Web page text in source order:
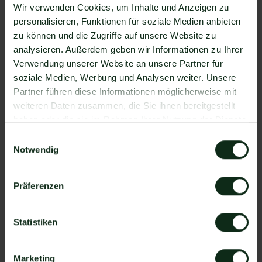
Wir verwenden Cookies, um Inhalte und Anzeigen zu
personalisieren, Funktionen für soziale Medien anbieten
zu können und die Zugriffe auf unsere Website zu
analysieren. Außerdem geben wir Informationen zu Ihrer
Verwendung unserer Website an unsere Partner für
soziale Medien, Werbung und Analysen weiter. Unsere
Partner führen diese Informationen möglicherweise mit
weiteren Daten zusammen, die Sie ihnen bereitgestellt
Notwendig
Präferenzen
Statistiken
Marketing
Integration über 6.000 Apps zur Verfügung, die
Sie mit WhatsApp verbinden können. Darunter ist
natürlich auch HelpSpace !
Da der Einrichtungsprozess der Integration je nach
dem Anbieter der WhatsApp API Schnittstelle
differenziert, gibt es keine allgemein gültige
Anleitung. Wir zeigen Ihnen im Folgenden, wie die
Einrichtung der Integration von HelpSpace und
So funktioniert die Integration von
HelpSpace und WhatsApp
Schritt 1: Zapier Konto erstellen, HelpSpace
Account und Mateo Konto hinzufügen
Schritt 2: Eine der Apps (HelpSpace oder Mateo)
als Auslöser hinzufügen
hinzufügen.